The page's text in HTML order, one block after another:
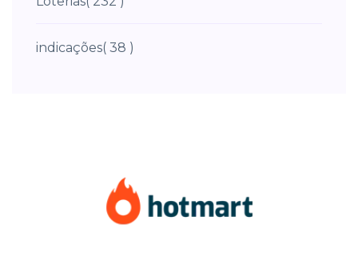
indicações( 38 )